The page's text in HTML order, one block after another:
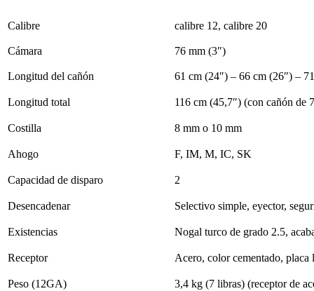
Calibre calibre 12, calibre 20
Cámara 76 mm (3″)
Longitud del cañón 61 cm (24″) – 66 cm (26″) –
Longitud total 116 cm (45,7″) (con cañón de
Costilla 8 mm o 10 mm
Ahogo F, IM, M, IC, SK
Capacidad de disparo 2
Desencadenar Selectivo simple, eyector,
Existencias Nogal turco de grado 2.5,
Receptor Acero, color cementado, placa
Peso (12GA) 3,4 kg (7 libras) (receptor de